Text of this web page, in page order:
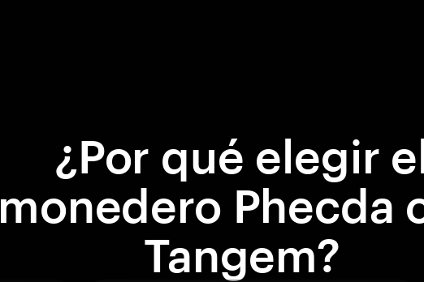
¿Por qué elegir
monedero Phecda
Tangem?